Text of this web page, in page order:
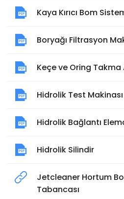
Kaya Kırıcı Bom
Boryağı Filtrasyon
Keçe ve Oring Takma
Hidrolik Test Makinası
Hidrolik Bağlantı
Hidrolik Silindir
Jetcleaner Hortum
Tabancası